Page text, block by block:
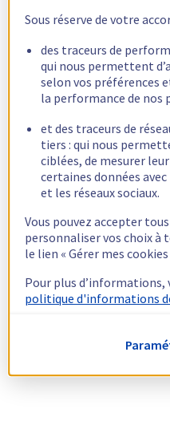
Sous réserve de votre
des traceurs de
qui nous permettent
selon vos préférences
la performance de nos
et des traceurs de
tiers : qui nous
ciblées, de mesurer
certaines données
et les réseaux sociaux.
Vous pouvez accepter
personnaliser vos choix
le lien « Gérer mes
Pour plus
politique d'informations